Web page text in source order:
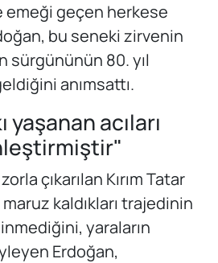
geçen herkese
bu seneki zirvenin
sürgününün 80. yıl
anımsattı.
yaşanan acıları
çıkarılan Kırım Tatar
kaldıkları trajedinin
yaraların
Erdoğan,